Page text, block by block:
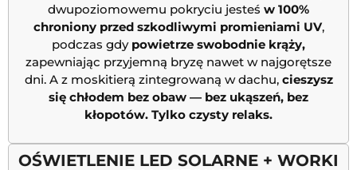
dwupoziomowemu pokryciu jesteś w 100%
chroniony przed szkodliwymi promieniami UV,
podczas gdy powietrze swobodnie krąży,
zapewniając przyjemną bryzę nawet w najgorętsze
dni. A z moskitierą zintegrowaną w dachu, cieszysz
się chłodem bez obaw — bez ukąszeń, bez
kłopotów. Tylko czysty relaks.
OŚWIETLENIE LED SOLARNE + WORKI